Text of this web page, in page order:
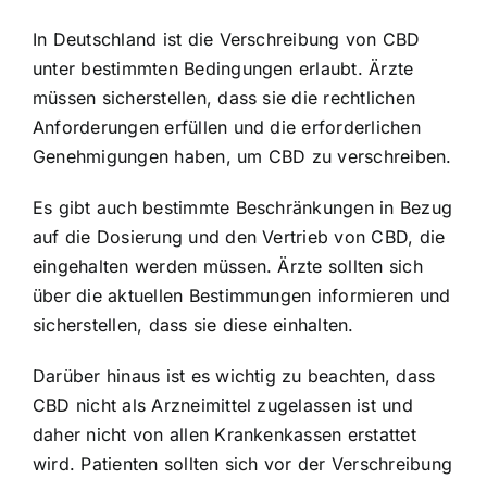
In Deutschland ist die Verschreibung von CBD
unter bestimmten Bedingungen erlaubt. Ärzte
müssen sicherstellen, dass sie die rechtlichen
Anforderungen erfüllen und die erforderlichen
Genehmigungen haben, um CBD zu verschreiben.
Es gibt auch bestimmte Beschränkungen in Bezug
auf die Dosierung und den Vertrieb von CBD, die
eingehalten werden müssen. Ärzte sollten sich
über die aktuellen Bestimmungen informieren und
sicherstellen, dass sie diese einhalten.
Darüber hinaus ist es wichtig zu beachten, dass
CBD nicht als Arzneimittel zugelassen ist und
daher nicht von allen Krankenkassen erstattet
wird. Patienten sollten sich vor der Verschreibung